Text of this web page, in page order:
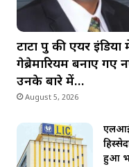
टाटा ग्रुप की एयर
गेब्रेमारियम बनाए
उनके बारे में…
August 5, 2026
हुआ